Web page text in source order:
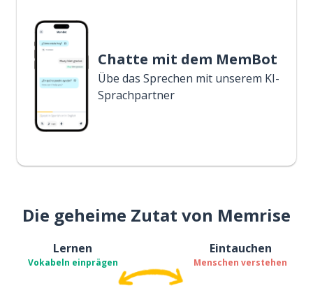
Chatte mit dem MemBot
Übe das Sprechen mit unserem KI-
Sprachpartner
Die geheime Zutat von Memrise
Lernen
Vokabeln einprägen
Eintauchen
Menschen verstehen